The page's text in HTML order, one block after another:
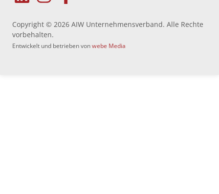
Copyright © 2026 AIW Unternehmensverband. Alle Rechte
vorbehalten.
Entwickelt und betrieben vonwebe Media